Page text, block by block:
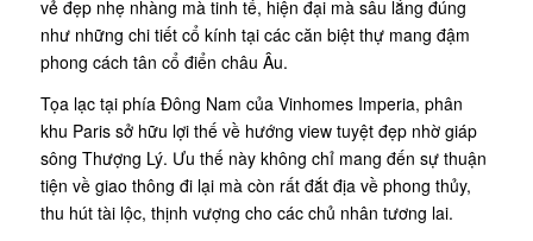
vẻ đẹp nhẹ nhàng mà tinh tế, hiện đại mà sâu lắng đúng
như những chi tiết cổ kính tại các căn biệt thự mang đậm
phong cách tân cổ điển châu Âu.
Tọa lạc tại phía Đông Nam của Vinhomes Imperia, phân
khu Paris sở hữu lợi thế về hướng view tuyệt đẹp nhờ giáp
sông Thượng Lý. Ưu thế này không chỉ mang đến sự thuận
tiện về giao thông đi lại mà còn rất đắt địa về phong thủy,
thu hút tài lộc, thịnh vượng cho các chủ nhân tương lai.